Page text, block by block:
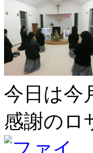
今日は今
感謝のロ